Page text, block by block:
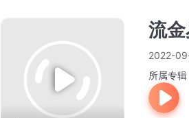
流
2022-
所属专辑